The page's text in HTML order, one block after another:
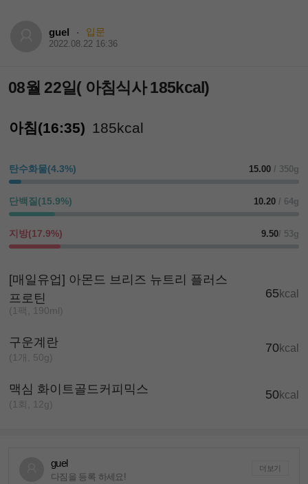
guel · 입문
2022.08.22 16:36
08월 22일( 아침식사 185kcal)
아침(16:35) 185kcal
탄수화물(4.3%) 15.00 / 350g
단백질(15.9%) 10.20 / 64g
지방(17.9%) 9.50/ 53g
[매일유업] 아몬드 브리즈 뉴트리 플러스
프로틴
(1팩, 190ml)
65 kcal
구운계란
(1개, 50g)
70kcal
맥심 화이트골드커피믹스
(1회, 12g)
50kcal
guel
다짐을 등록 하세요!
더보기